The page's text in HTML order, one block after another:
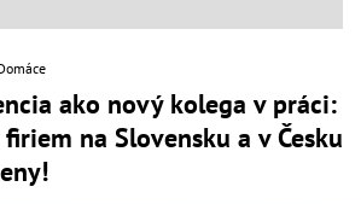
ako nový kolega v práci:
na Slovensku a v Česku